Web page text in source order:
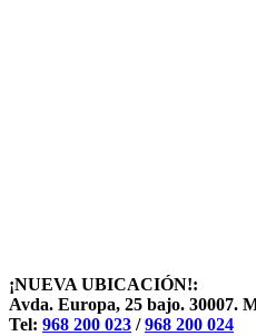
¡NUEVA UBICACIÓN!:
Avda. Europa, 25 bajo. 30007.
Tel: 968 200 023 /968 200 024